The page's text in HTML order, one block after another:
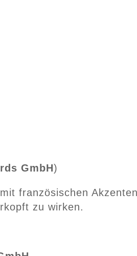
GmbH)
französischen
zu wirken.